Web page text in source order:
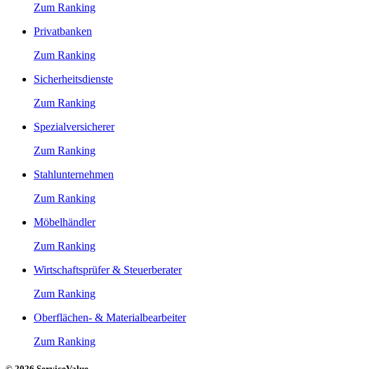
Zum Ranking
Privatbanken
Zum Ranking
Sicherheitsdienste
Zum Ranking
Spezialversicherer
Zum Ranking
Stahlunternehmen
Zum Ranking
Möbelhändler
Zum Ranking
Wirtschaftsprüfer & Steuerberater
Zum Ranking
Oberflächen- & Materialbearbeiter
Zum Ranking